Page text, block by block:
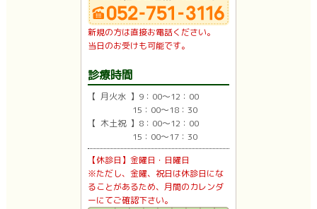
新規の方は直接お電話ください。
当日のお受けも可能です。
診療時間
【 月火水 】9：00〜12：00
15：00〜18：30
【 木土祝 】8：00〜12：00
15：00〜17：30
【休診日】金曜日・日曜日
※ただし、金曜、祝日は休診日にな
ることがあるため、月間のカレンダ
ーにてご確認下さい。